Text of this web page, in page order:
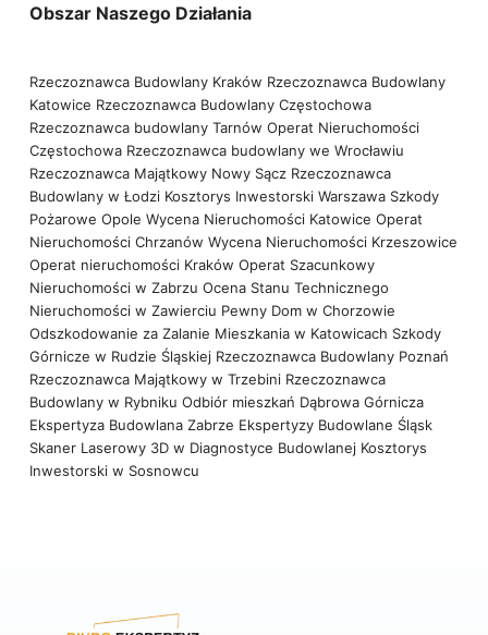
Obszar Naszego Działania
Rzeczoznawca Budowlany Kraków Rzeczoznawca Budowlany
Katowice Rzeczoznawca Budowlany Częstochowa
Rzeczoznawca budowlany Tarnów Operat Nieruchomości
Częstochowa Rzeczoznawca budowlany we Wrocławiu
Rzeczoznawca Majątkowy Nowy Sącz Rzeczoznawca
Budowlany w Łodzi Kosztorys Inwestorski Warszawa Szkody
Pożarowe Opole Wycena Nieruchomości Katowice Operat
Nieruchomości Chrzanów Wycena Nieruchomości Krzeszowice
Operat nieruchomości Kraków Operat Szacunkowy
Nieruchomości w Zabrzu Ocena Stanu Technicznego
Nieruchomości w Zawierciu Pewny Dom w Chorzowie
Odszkodowanie za Zalanie Mieszkania w Katowicach Szkody
Górnicze w Rudzie Śląskiej Rzeczoznawca Budowlany Poznań
Rzeczoznawca Majątkowy w Trzebini Rzeczoznawca
Budowlany w Rybniku Odbiór mieszkań Dąbrowa Górnicza
Ekspertyza Budowlana Zabrze Ekspertyzy Budowlane Śląsk
Skaner Laserowy 3D w Diagnostyce Budowlanej Kosztorys
Inwestorski w Sosnowcu